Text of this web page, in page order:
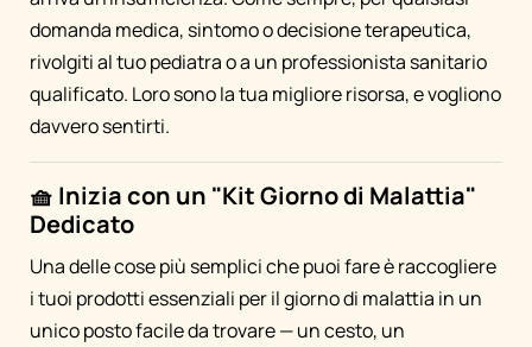
domanda medica, sintomo o decisione terapeutica,
rivolgiti al tuo pediatra o a un professionista sanitario
qualificato. Loro sono la tua migliore risorsa, e vogliono
davvero sentirti.
🧺 Inizia con un "Kit Giorno di Malattia"
Dedicato
Una delle cose più semplici che puoi fare è raccogliere
i tuoi prodotti essenziali per il giorno di malattia in un
unico posto facile da trovare — un cesto, un